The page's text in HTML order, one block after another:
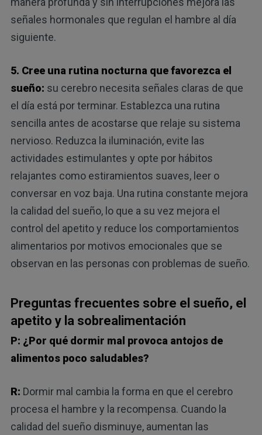
señales hormonales que regulan el hambre al día
siguiente.
5. Cree una rutina nocturna que favorezca el
sueño: su cerebro necesita señales claras de que
el día está por terminar. Establezca una rutina
sencilla antes de acostarse que relaje su sistema
nervioso. Reduzca la iluminación, evite las
actividades estimulantes y opte por hábitos
relajantes como estiramientos suaves, leer o
conversar en voz baja. Una rutina constante mejora
la calidad del sueño, lo que a su vez mejora el
control del apetito y reduce los comportamientos
alimentarios por motivos emocionales que se
observan en las personas con problemas de sueño.
Preguntas frecuentes sobre el sueño, el
apetito y la sobrealimentación
P: ¿Por qué dormir mal provoca antojos de
alimentos poco saludables?
R: Dormir mal cambia la forma en que el cerebro
procesa el hambre y la recompensa. Cuando la
calidad del sueño disminuye, aumentan las